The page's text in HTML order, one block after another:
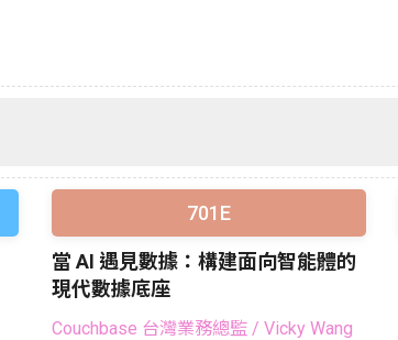
701E
當 AI 遇見數據：構建面向智能體的
現代數據底座
Couchbase 台灣業務總監 / Vicky Wang